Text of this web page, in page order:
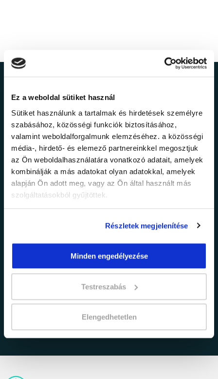
Ez a weboldal sütiket használ
Sütiket használunk a tartalmak és hirdetések személyre
szabásához, közösségi funkciók biztosításához,
valamint weboldalforgalmunk elemzéséhez. a közösségi
média-, hirdető- és elemező partnereinkkel megosztjuk
az Ön weboldalhasználatára vonatkozó adatait, amelyek
kombinálják a más adatokat olyan adatokkal, amelyek
alapján Ön adott meg, vagy az Ön által használt más
szolgáltatásokból gyűjtöttek.
Részletek megjelenítése
Minden engedélyezése
Testreszabás
Elengedhetetlen
Ne maradj le a
legfrissebb
információkról!
Értesülj elsőként legújabb tanfolyamainkról,
legfrissebb híreinkről és időszakos
promócióinkról.
adatkezelési tájékoztatóban